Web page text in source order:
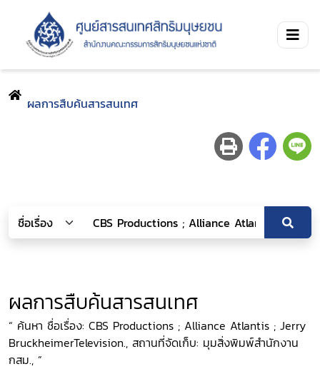
ผลการสืบค้นสารสนเทศ
ผลการสืบค้นสารสนเทศ
“ ค้นหา ชื่อเรื่อง: CBS Productions ; Alliance Atlantis ; Jerry
BruckheimerTelevision., สถานที่จัดเก็บ: มุมสิ่งพิมพ์สำนักงาน
กสม., ”